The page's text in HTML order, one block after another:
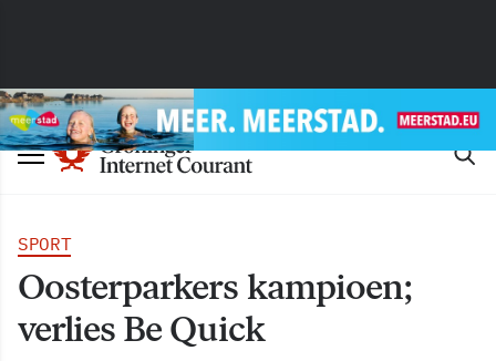
SPORT
Oosterparkers kampioen;
verlies Be Quick